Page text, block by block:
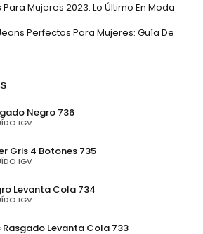
Mujeres 2023: Lo Último En Moda
Perfectos Para Mujeres: Guía De
Negro 736
IGV
Gris 4 Botones 735
IGV
Levanta Cola 734
IGV
Levanta Cola 733